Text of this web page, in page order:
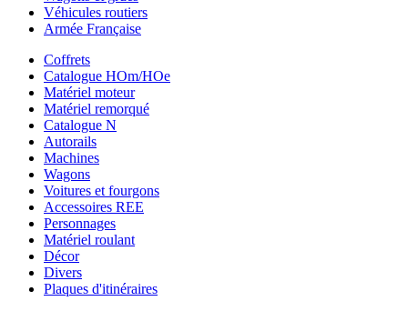
Véhicules routiers
Armée Française
Coffrets
Catalogue HOm/HOe
Matériel moteur
Matériel remorqué
Catalogue N
Autorails
Machines
Wagons
Voitures et fourgons
Accessoires REE
Personnages
Matériel roulant
Décor
Divers
Plaques d'itinéraires